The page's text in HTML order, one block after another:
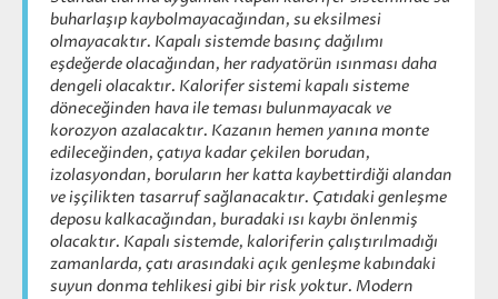
buharlaşıp kaybolmayacağından, su eksilmesi
olmayacaktır. Kapalı sistemde basınç dağılımı
eşdeğerde olacağından, her radyatörün ısınması daha
dengeli olacaktır. Kalorifer sistemi kapalı sisteme
döneceğinden hava ile teması bulunmayacak ve
korozyon azalacaktır. Kazanın hemen yanına monte
edileceğinden, çatıya kadar çekilen borudan,
izolasyondan, boruların her katta kaybettirdiği alandan
ve işçilikten tasarruf sağlanacaktır. Çatıdaki genleşme
deposu kalkacağından, buradaki ısı kaybı önlenmiş
olacaktır. Kapalı sistemde, kaloriferin çalıştırılmadığı
zamanlarda, çatı arasındaki açık genleşme kabındaki
suyun donma tehlikesi gibi bir risk yoktur. Modern